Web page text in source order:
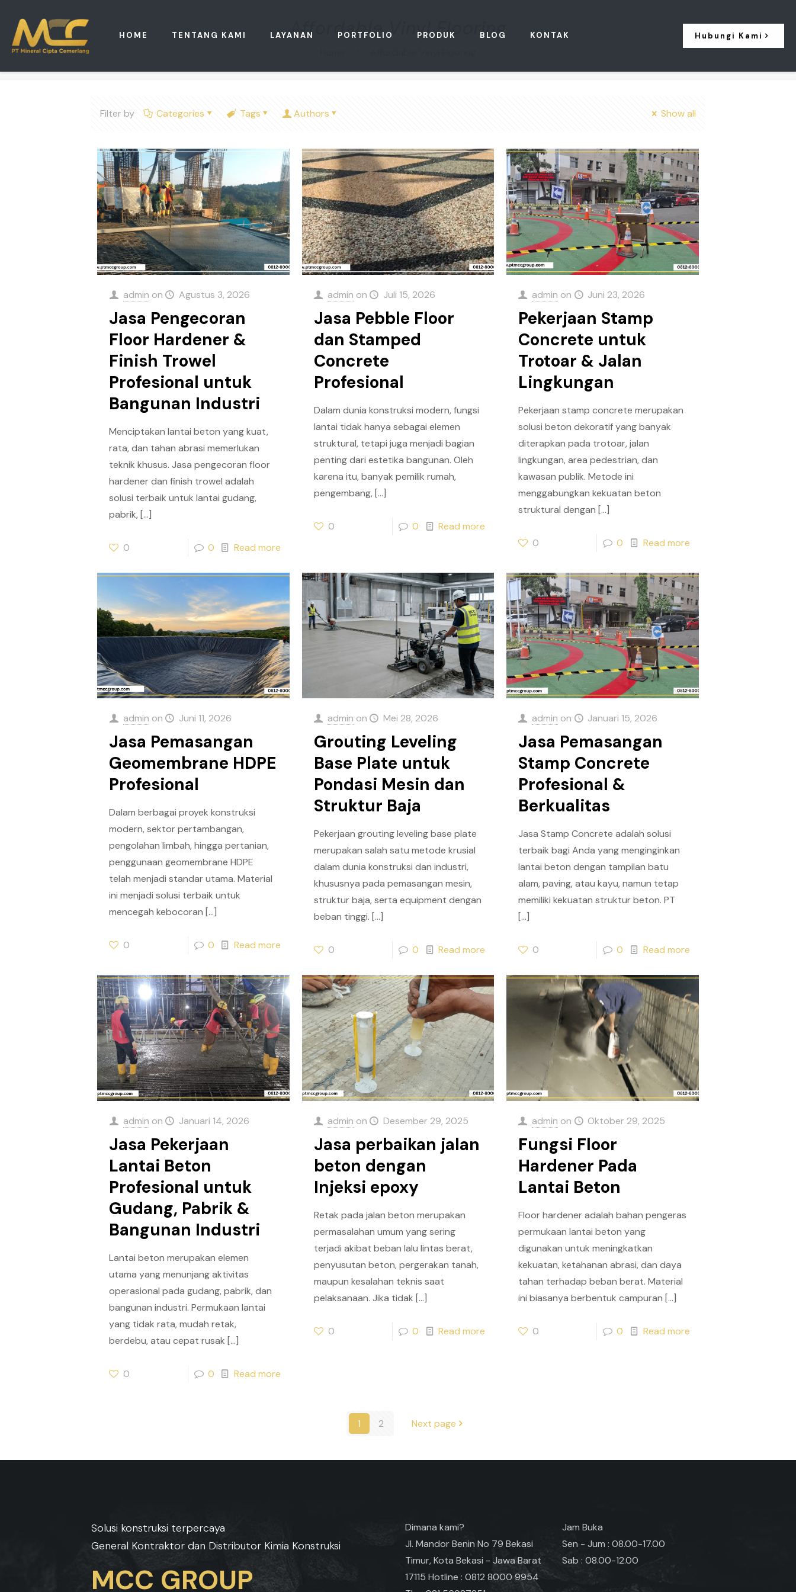
HOME TENTANG KAMI LAYANAN PORTFOLIO PRODUK BLOG KONTAK Hubungi Kami
Affordable Vinyl Flooring
Filter by Categories Tags Authors Show all
admin on Agustus 3, 2026
Jasa Pengecoran
Floor Hardener &
Finish Trowel
Profesional untuk
Bangunan Industri
Menciptakan lantai beton yang kuat,
rata, dan tahan abrasi memerlukan
teknik khusus. Jasa pengecoran floor
hardener dan finish trowel adalah
solusi terbaik untuk lantai gudang,
pabrik, […]
0 0 Read more
admin on Juli 15, 2026
Jasa Pebble Floor
dan Stamped
Concrete
Profesional
Dalam dunia konstruksi modern, fungsi
lantai tidak hanya sebagai elemen
struktural, tetapi juga menjadi bagian
penting dari estetika bangunan. Oleh
karena itu, banyak pemilik rumah,
pengembang, […]
0 0 Read more
admin on Juni 23, 2026
Pekerjaan Stamp
Concrete untuk
Trotoar & Jalan
Lingkungan
Pekerjaan stamp concrete merupakan
solusi beton dekoratif yang banyak
diterapkan pada trotoar, jalan
lingkungan, area pedestrian, dan
kawasan publik. Metode ini
menggabungkan kekuatan beton
struktural dengan […]
0 0 Read more
admin on Juni 11, 2026
Jasa Pemasangan
Geomembrane HDPE
Profesional
Dalam berbagai proyek konstruksi
modern, sektor pertambangan,
pengolahan limbah, hingga pertanian,
penggunaan geomembrane HDPE
telah menjadi standar utama. Material
ini menjadi solusi terbaik untuk
mencegah kebocoran […]
0 0 Read more
admin on Mei 28, 2026
Grouting Leveling
Base Plate untuk
Pondasi Mesin dan
Struktur Baja
Pekerjaan grouting leveling base plate
merupakan salah satu metode krusial
dalam dunia konstruksi dan industri,
khususnya pada pemasangan mesin,
struktur baja, serta equipment dengan
beban tinggi. […]
0 0 Read more
admin on Januari 15, 2026
Jasa Pemasangan
Stamp Concrete
Profesional &
Berkualitas
Jasa Stamp Concrete adalah solusi
terbaik bagi Anda yang menginginkan
lantai beton dengan tampilan batu
alam, paving, atau kayu, namun tetap
memiliki kekuatan struktur beton. PT
[…]
0 0 Read more
admin on Januari 14, 2026
Jasa Pekerjaan
Lantai Beton
Profesional untuk
Gudang, Pabrik &
Bangunan Industri
Lantai beton merupakan elemen
utama yang menunjang aktivitas
operasional pada gudang, pabrik, dan
bangunan industri. Permukaan lantai
yang tidak rata, mudah retak,
berdebu, atau cepat rusak […]
0 0 Read more
admin on Desember 29, 2025
Jasa perbaikan jalan
beton dengan
Injeksi epoxy
Retak pada jalan beton merupakan
permasalahan umum yang sering
terjadi akibat beban lalu lintas berat,
penyusutan beton, pergerakan tanah,
maupun kesalahan teknis saat
pelaksanaan. Jika tidak […]
0 0 Read more
admin on Oktober 29, 2025
Fungsi Floor
Hardener Pada
Lantai Beton
Floor hardener adalah bahan pengeras
permukaan lantai beton yang
digunakan untuk meningkatkan
kekuatan, ketahanan abrasi, dan daya
tahan terhadap beban berat. Material
ini biasanya berbentuk campuran […]
0 0 Read more
1 2 Next page
Solusi konstruksi terpercaya
General Kontraktor dan Distributor Kimia Konstruksi
MCC GROUP
Dimana kami?
Jl. Mandor Benin No 79 Bekasi
Timur, Kota Bekasi - Jawa Barat
17115 Hotline : 0812 8000 9954
Jam Buka
Sen - Jum : 08.00-17.00
Sab : 08.00-12.00